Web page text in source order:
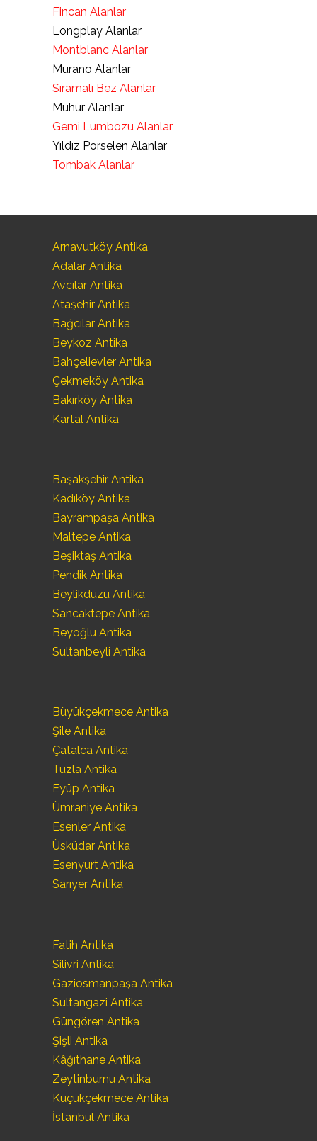
Fincan Alanlar
Longplay Alanlar
Montblanc Alanlar
Murano Alanlar
Sıramalı Bez Alanlar
Mühür Alanlar
Gemi Lumbozu Alanlar
Yıldız Porselen Alanlar
Tombak Alanlar
Arnavutköy Antika
Adalar Antika
Avcılar Antika
Ataşehir Antika
Bağcılar Antika
Beykoz Antika
Bahçelievler Antika
Çekmeköy Antika
Bakırköy Antika
Kartal Antika
Başakşehir Antika
Kadıköy Antika
Bayrampaşa Antika
Maltepe Antika
Beşiktaş Antika
Pendik Antika
Beylikdüzü Antika
Sancaktepe Antika
Beyoğlu Antika
Sultanbeyli Antika
Büyükçekmece Antika
Şile Antika
Çatalca Antika
Tuzla Antika
Eyüp Antika
Ümraniye Antika
Esenler Antika
Üsküdar Antika
Esenyurt Antika
Sarıyer Antika
Fatih Antika
Silivri Antika
Gaziosmanpaşa Antika
Sultangazi Antika
Güngören Antika
Şişli Antika
Kâğıthane Antika
Zeytinburnu Antika
Küçükçekmece Antika
İstanbul Antika